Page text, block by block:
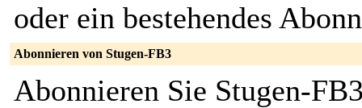
oder ein bestehendes
Abonnieren von Stugen-FB3
Abonnieren Sie Stugen-